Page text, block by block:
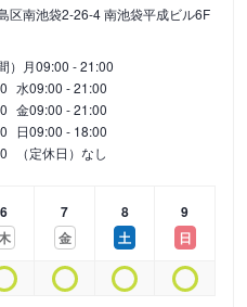
区南池袋2-26-4 南池袋平成ビル6F
） 月09:00 - 21:00
水09:00 - 21:00
金09:00 - 21:00
日09:00 - 18:00
（定休日）なし
6
7
金
8
土
9
日